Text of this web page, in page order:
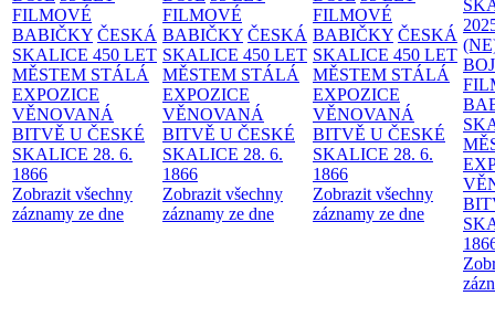
FILMOVÉ
BABIČKY ČESKÁ
SKALICE 450 LET
MĚSTEM STÁLÁ
EXPOZICE
VĚNOVANÁ
BITVĚ U ČESKÉ
SKALICE 28. 6.
1866
Zobrazit všechny
záznamy ze dne
FILMOVÉ
BABIČKY ČESKÁ
SKALICE 450 LET
MĚSTEM STÁLÁ
EXPOZICE
VĚNOVANÁ
BITVĚ U ČESKÉ
SKALICE 28. 6.
1866
Zobrazit všechny
záznamy ze dne
FILMOVÉ
BABIČKY ČESKÁ
SKALICE 450 LET
MĚSTEM STÁLÁ
EXPOZICE
VĚNOVANÁ
BITVĚ U ČESKÉ
SKALICE 28. 6.
1866
Zobrazit všechny
záznamy ze dne